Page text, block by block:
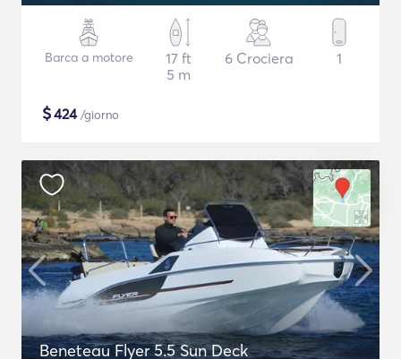
Barca a motore
17 ft
5 m
6 Crociera 1
$424/giorno
Beneteau Flyer 5.5 Sun Deck